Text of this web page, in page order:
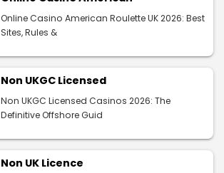
Online Casino American Roulette UK 2026: Best
Sites, Rules &
Non UKGC Licensed
Non UKGC Licensed Casinos 2026: The
Definitive Offshore Guid
Non UK Licence